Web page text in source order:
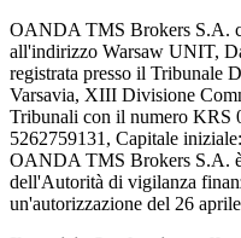
OANDA TMS Brokers S.A.
all'indirizzo Warsaw UNIT,
registrata presso il Tribunale
Varsavia, XIII Divisione
Tribunali con il numero KRS
5262759131, Capitale
OANDA TMS Brokers S.A.
dell'Autorità di vigilanza
un'autorizzazione del 26